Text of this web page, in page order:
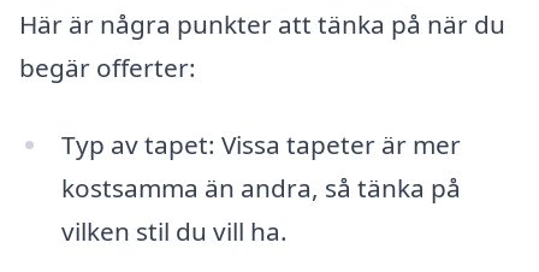
Här är några punkter att tänka på när du
begär offerter:
Typ av tapet: Vissa tapeter är mer
kostsamma än andra, så tänka på
vilken stil du vill ha.